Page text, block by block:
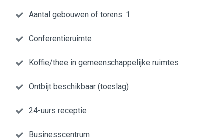
Aantal gebouwen of torens: 1
Conferentieruimte
Koffie/thee in gemeenschappelijke ruimtes
Ontbijt beschikbaar (toeslag)
24-uurs receptie
Businesscentrum